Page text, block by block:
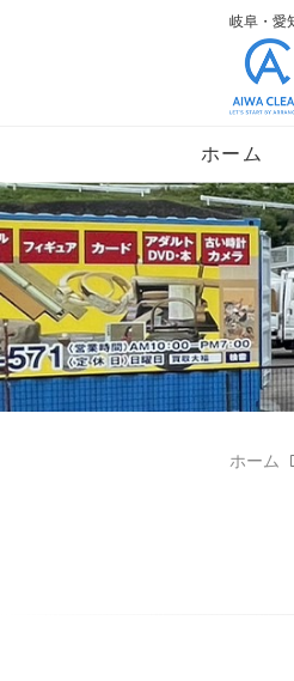
岐阜・愛
ホーム
ホーム